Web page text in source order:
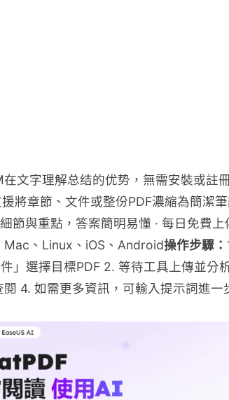
文字理解总结的优势，無需安裝或註
將章節、文件或整份PDF濃縮為簡潔筆
節與重點，答案簡明易懂 · 每日免費上
、Linux、iOS、Android ​操作步驟：​
」選擇目標PDF 2. 等待工具上傳並分
4. 如需更多資訊，可輸入提示詞進一